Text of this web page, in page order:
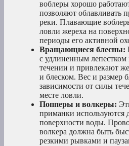
воблеры хорошо
позволяют облавливать
реки. Плавающие
ловли жереха на
периоды его активной
Вращающиеся блесны:
с удлиненным
течении и привлекают
и блеском. Вес и размер
зависимости от силы
месте ловли.
Попперы и волкеры:
приманки используются
поверхности воды.
волкера должна быть
резкими рывками и